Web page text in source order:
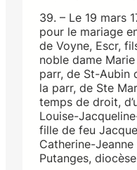
39. – Le 19 mars
pour le mariage
de Voyne, Escr,
noble dame
parr, de St-Aubin
la parr, de Ste
temps de droit,
Louise-
fille de feu
Catherine-
Putanges,